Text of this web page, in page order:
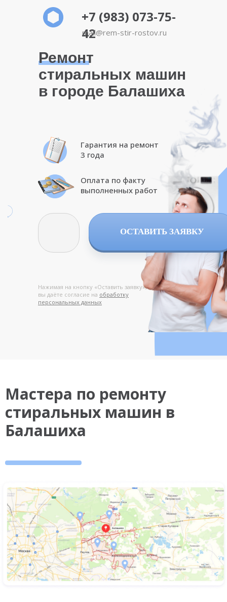
Ремонт
стиральных машин
в городе Балашиха
Гарантия на ремонт
3 года
Оплата по факту
выполненных работ
Нажимая на кнопку «Оставить заявку»,
вы даёте согласие на обработку
персональных данных
+7 (983) 073-75-
42
mail@rem-stir-rostov.ru
ОСТАВИТЬ ЗАЯВКУ
Мастера по ремонту
стиральных машин в
Балашиха